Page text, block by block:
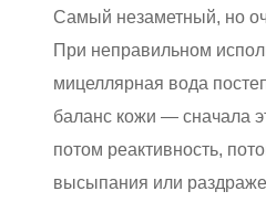
Самый незаметный, но
При неправильном
мицеллярная вода
баланс кожи — сначала
потом реактивность,
высыпания или